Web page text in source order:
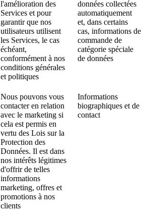
l'amélioration des
Services et pour
garantir que nos
utilisateurs utilisent
les Services, le cas
échéant,
conformément à nos
conditions générales
et politiques
données collectées
automatiquement
et, dans certains
cas, informations de
commande de
catégorie spéciale
de données
Nous pouvons vous
contacter en relation
avec le marketing si
cela est permis en
vertu des Lois sur la
Protection des
Données. Il est dans
nos intérêts légitimes
d'offrir de telles
informations
marketing, offres et
promotions à nos
clients
Informations
biographiques et de
contact